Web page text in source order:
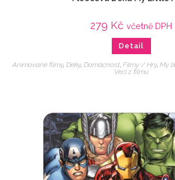
279 Kč včetně DPH
Detail
Animované filmy, Deky, Domácnost, Filmy / Hry, My
Veci z filmu